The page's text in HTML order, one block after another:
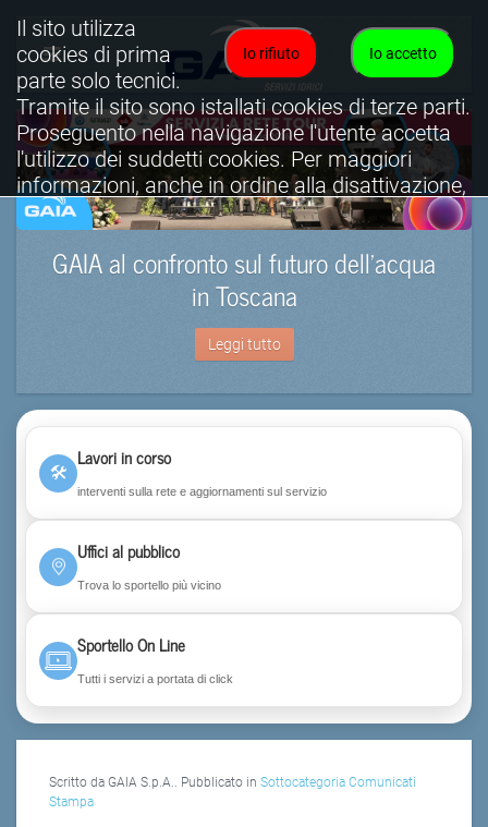
GAIA al confronto sul futuro dell’acqua
in Toscana
Leggi tutto
🛠
Lavori in corso
interventi sulla rete e aggiornamenti sul servizio
Uffici al pubblico
Trova lo sportello più vicino
Sportello On Line
Tutti i servizi a portata di click
Scritto da GAIA S.p.A.. Pubblicato in Sottocategoria Comunicati
Stampa
Io accetto
Io rifiuto
Il sito utilizza
cookies di prima
parte solo tecnici.
Tramite il sito sono istallati cookies di terze parti.
Proseguento nella navigazione l'utente accetta
l'utilizzo dei suddetti cookies. Per maggiori
informazioni, anche in ordine alla disattivazione,
è possibile consultare l'informativa cookies
completa.
Visualizza informativa completa.